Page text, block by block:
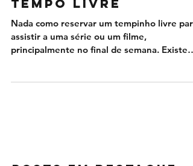
para maratonar no
tempo livre
Nada como reservar um tempinho livre para
assistir a uma série ou um filme,
tantas histórias,...